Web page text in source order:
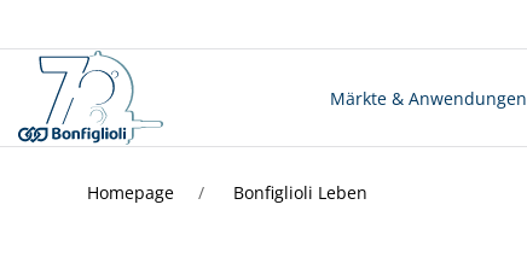
Märkte & Anwendungen
Homepage Bonfiglioli Leben